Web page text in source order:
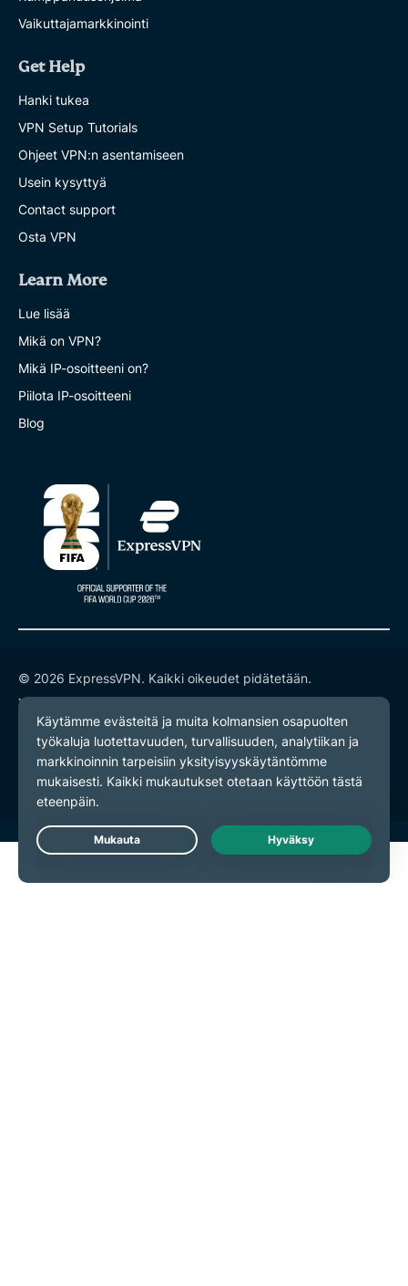
Vaikuttajamarkkinointi
Get Help
Hanki tukea
VPN Setup Tutorials
Ohjeet VPN:n asentamiseen
Usein kysyttyä
Contact support
Osta VPN
Learn More
Lue lisää
Mikä on VPN?
Mikä IP-osoitteeni on?
Piilota IP-osoitteeni
Blog
© 2026 ExpressVPN. Kaikki oikeudet pidätetään.
Yksityisyyskäytäntö
Palveluehdot
Evästeasetukset
Live Chat